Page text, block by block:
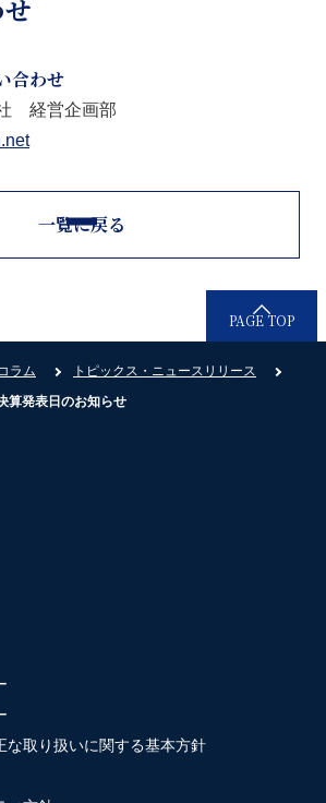
合わせ
経営企画部
一覧に戻る
ラム
トピックス・ニュースリリース
算発表日のお知らせ
PAGE TOP
な取り扱いに関する基本方針